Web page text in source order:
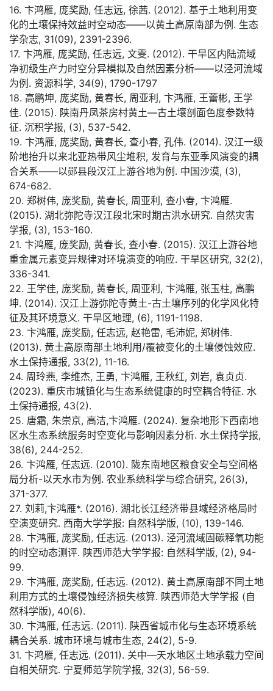
16. 卞鸿雁, 庞奖励, 任志远, 徐茜. (2012). 基于土地利用变
化的土壤保持效益时空动态——以黄土高原南部为例. 生态
学杂志, 31(09), 2391-2396.
17. 卞鸿雁, 庞奖励, 任志远, 文雯. (2012). 干旱区内陆流域
净初级生产力时空分异模拟及自然因素分析——以泾河流域
为例. 资源科学, 34(9), 1790-1797
18. 高鹏坤, 庞奖励, 黄春长, 周亚利, 卞鸿雁, 王蕾彬, 王学
佳. (2015). 陕南丹凤茶房村黄土—古土壤剖面色度参数特
征. 沉积学报, (3), 537-542.
19. 卞鸿雁, 庞奖励, 黄春长, 查小春, 孔伟. (2014). 汉江一级
阶地抬升以来北亚热带风尘堆积, 发育与东亚季风演变的耦
合关系——以郧县段汉江上游谷地为例. 中国沙漠, (3),
674-682.
20. 郑树伟, 庞奖励, 黄春长, 周亚利, 查小春, 卞鸿雁.
(2015). 湖北弥陀寺汉江段北宋时期古洪水研究. 自然灾害
学报, (3), 153-160.
21. 卞鸿雁, 庞奖励, 黄春长, 查小春. (2015). 汉江上游谷地
重金属元素变异规律对环境演变的响应. 干旱区研究, 32(2),
336-341.
22. 王学佳, 庞奖励, 黄春长, 周亚利, 卞鸿雁, 张玉柱, 高鹏
坤. (2014). 汉江上游弥陀寺黄土-古土壤序列的化学风化特
征及其环境意义. 干旱区地理, (6), 1191-1198.
23. 卞鸿雁, 庞奖励, 任志远, 赵艳雷, 毛沛妮, 郑树伟.
(2013). 黄土高原南部土地利用/覆被变化的土壤侵蚀效应.
水土保持通报, 33(2), 11-16.
24. 周玲燕, 李维杰, 王勇, 卞鸿雁, 王秋红, 刘岩, 袁贞贞.
(2023). 重庆市城镇化与生态系统健康的时空耦合特征. 水
土保持通报, 43(2).
25. 唐霜, 朱崇京, 高洁,卞鸿雁. (2024). 复杂地形下西南地
区水生态系统服务时空变化与影响因素分析. 水土保持学报,
38(6), 244-252.
26. 卞鸿雁, 任志远. (2010). 陇东南地区粮食安全与空间格
局分析-以天水市为例. 农业系统科学与综合研究, 26(3),
371-377.
27. 刘莉,卞鸿雁*. (2016). 湖北长江经济带县域经济格局时
空演变研究. 西南大学学报: 自然科学版, (10), 139-146.
28. 卞鸿雁, 庞奖励, 任志远. (2013). 泾河流域固碳释氧功能
的时空动态测评. 陕西师范大学学报: 自然科学版, (2), 94-
99.
29. 卞鸿雁, 庞奖励, 任志远. (2012). 黄土高原南部不同土地
利用方式的土壤侵蚀经济损失核算. 陕西师范大学学报 (自
然科学版), 40(6).
30. 卞鸿雁, 任志远. (2011). 陕西省城市化与生态环境系统
耦合关系. 城市环境与城市生态, 24(2), 5-9.
31. 卞鸿雁, 任志远. (2011). 关中—天水地区土地承载力空间
自相关研究. 宁夏师范学院学报, 32(3), 56-59.